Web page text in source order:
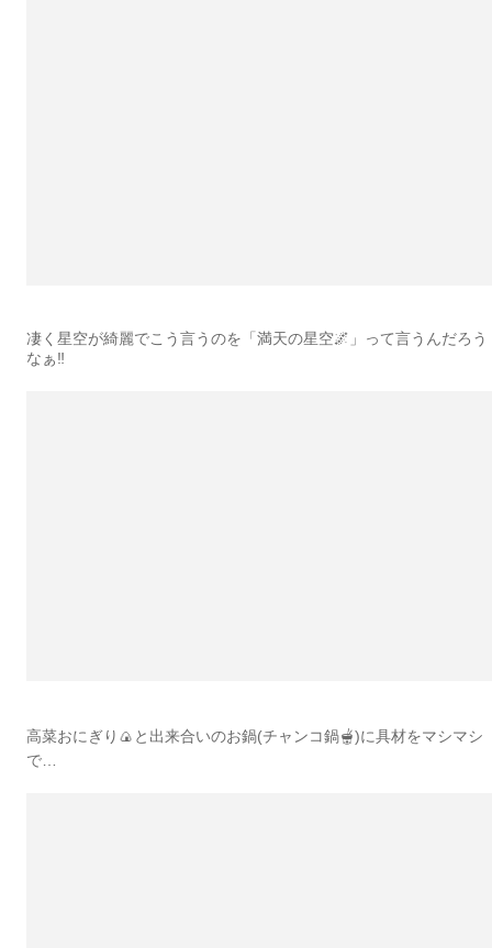
凄く星空が綺麗でこう言うのを「満天の星空🌌」って言うんだろう
なぁ‼︎
高菜おにぎり🍙と出来合いのお鍋(チャンコ鍋🫕)に具材をマシマシ
で…